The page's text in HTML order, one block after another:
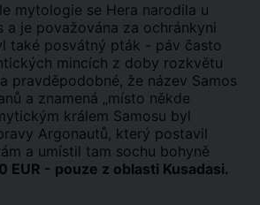
mytologie se Hera narodila u
a je považována za ochránkyni
také posvátný pták - páv často
mincích z doby rozkvětu
pravděpodobné, že název Samos
a znamená „místo někde
králem Samosu byl
Argonautů, který postavil
a umístil tam sochu bohyně
EUR - pouze z oblasti Kusadasi.